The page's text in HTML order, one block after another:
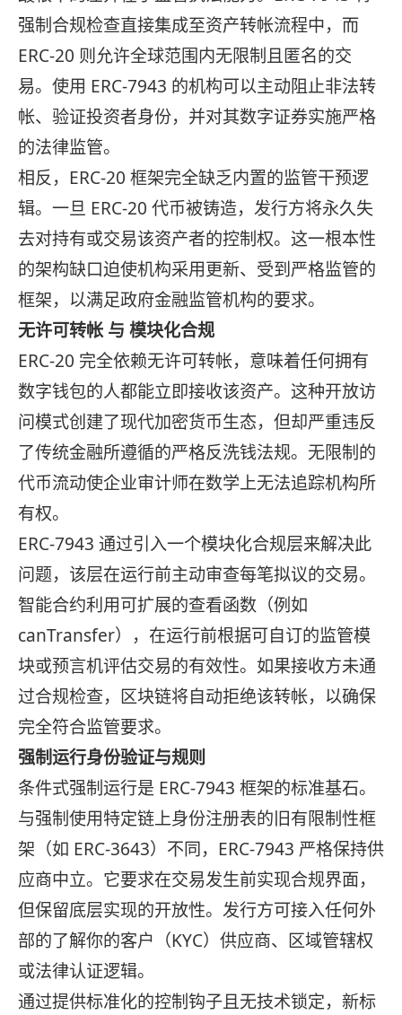
强制合规检查直接集成至资产转帐流程中，而
ERC-20 则允许全球范围内无限制且匿名的交
易。使用 ERC-7943 的机构可以主动阻止非法转
帐、验证投资者身份，并对其数字证券实施严格
的法律监管。
相反，ERC-20 框架完全缺乏内置的监管干预逻
辑。一旦 ERC-20 代币被铸造，发行方将永久失
去对持有或交易该资产者的控制权。这一根本性
的架构缺口迫使机构采用更新、受到严格监管的
框架，以满足政府金融监管机构的要求。
无许可转帐 与 模块化合规
ERC-20 完全依赖无许可转帐，意味着任何拥有
数字钱包的人都能立即接收该资产。这种开放访
问模式创建了现代加密货币生态，但却严重违反
了传统金融所遵循的严格反洗钱法规。无限制的
代币流动使企业审计师在数学上无法追踪机构所
有权。
ERC-7943 通过引入一个模块化合规层来解决此
问题，该层在运行前主动审查每笔拟议的交易。
智能合约利用可扩展的查看函数（例如
canTransfer），在运行前根据可自订的监管模
块或预言机评估交易的有效性。如果接收方未通
过合规检查，区块链将自动拒绝该转帐，以确保
完全符合监管要求。
强制运行身份验证与规则
条件式强制运行是 ERC-7943 框架的标准基石。
与强制使用特定链上身份注册表的旧有限制性框
架（如 ERC-3643）不同，ERC-7943 严格保持供
应商中立。它要求在交易发生前实现合规界面，
但保留底层实现的开放性。发行方可接入任何外
部的了解你的客户（KYC）供应商、区域管辖权
或法律认证逻辑。
通过提供标准化的控制钩子且无技术锁定，新标